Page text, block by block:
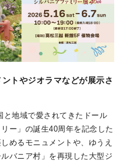
トやジオラマなどが展示さ
と地域で愛されてきたドール
ー」の誕生40周年を記念した
めるモニュメントや、ゆうえ
バニア村」を再現した大型ジ